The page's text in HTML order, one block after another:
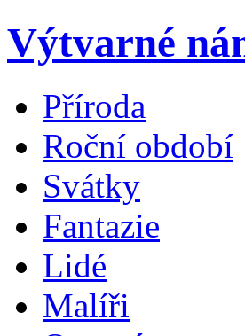
Výtvarné
Příroda
Roční období
Svátky
Fantazie
Lidé
Malíři